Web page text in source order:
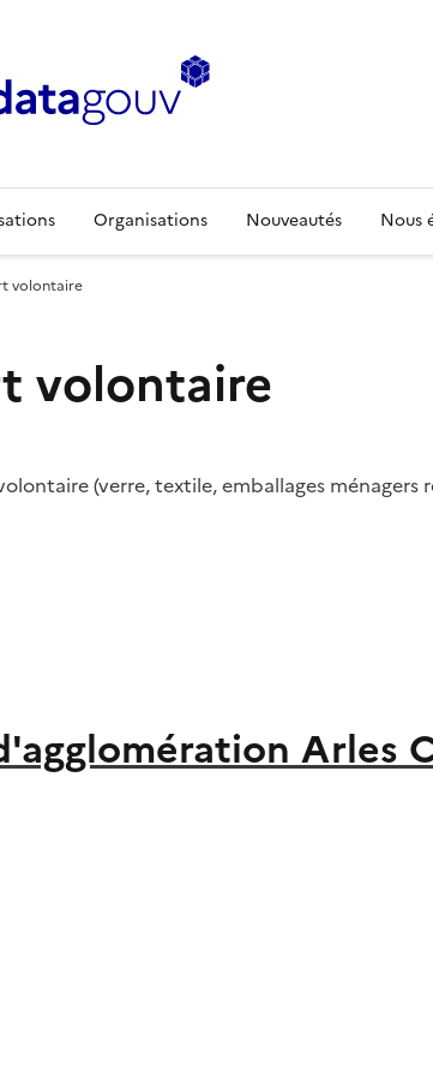
Organisations Nouveautés Nous
volontaire
volontaire
(verre, textile, emballages ménagers
Arles